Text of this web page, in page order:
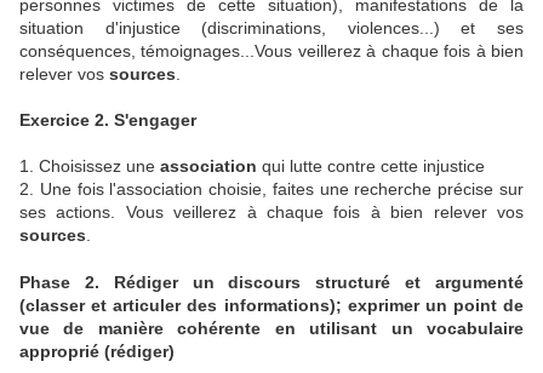
personnes victimes de cette situation), manifestations de la
situation d'injustice (discriminations, violences...) et ses
conséquences, témoignages...Vous veillerez à chaque fois à bien
relever vos sources
Exercice 2. S'engager
1. Choisissez une association qui lutte contre cette injustice
2. Une fois l'association choisie, faites une recherche précise sur
ses actions. Vous veillerez à chaque fois à bien relever vos
sources
Phase 2. Rédiger un discours structuré et argumenté
(classer et articuler des informations); exprimer un point de
vue de manière cohérente en utilisant un vocabulaire
approprié (rédiger)